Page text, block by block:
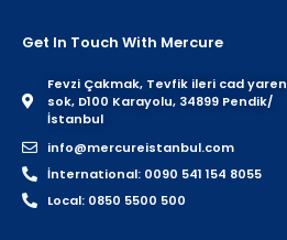
Get In Touch With Mercure
Fevzi Çakmak, Tevfik ileri cad yaren
sok, D100 Karayolu, 34899 Pendik/
İstanbul
info@mercureistanbul.com
İnternational: 0090 541 154 8055
Local: 0850 5500 500